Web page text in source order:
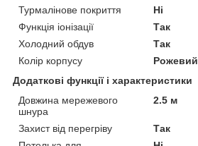
Турмалінове покриття
Ні
Функція іонізації
Так
Холодний обдув
Так
Колір корпусу
Рожевий
Додаткові функції і характеристики
Довжина мережевого
шнура
2.5 м
Захист від перегріву
Так